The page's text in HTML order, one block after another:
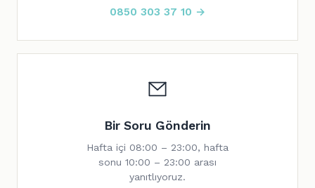
0850 303 37 10 →
Bir Soru Gönderin
Hafta içi 08:00 – 23:00, hafta
sonu 10:00 – 23:00 arası
yanıtlıyoruz.